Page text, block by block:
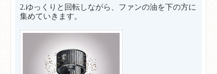
2.ゆっくりと回転しながら、ファンの油を下の方に
集めていきます。